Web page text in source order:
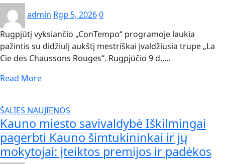
admin Rgp 5, 20260
Rugpjūtį vyksiančio „ConTempo“ programoje laukia
pažintis su didžiulį aukštį mestriškai įvaldžiusia trupe „La
Cie des Chaussons Rouges“. Rugpjūčio 9 d.,…
Read More
ŠALIES NAUJIENOS
Kauno miesto savivaldybė Iškilmingai
pagerbti Kauno šimtukininkai ir jų
mokytojai: įteiktos premijos ir padėkos